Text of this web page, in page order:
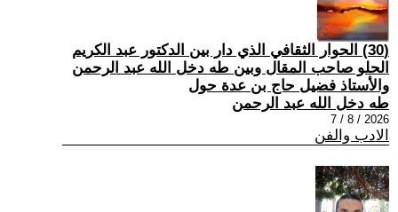
(30) الحوار الثقافي الذي دار بين الدكتور عبد الكريم
الحلو صاحب المقال وبين طه دخل الله عبد الرحمن
والأستاذ فضيل حاج بن عدة حول
طه دخل الله عبد الرحمن
2026 / 8 / 7
الادب والفن